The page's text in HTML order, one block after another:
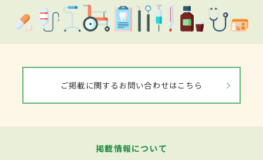
ご掲載に関するお問い合わせはこちら
掲載情報について